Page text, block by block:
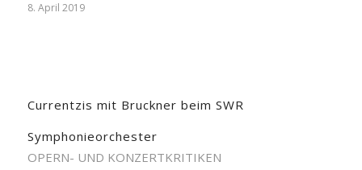
8. April 2019
Currentzis mit Bruckner beim SWR
Symphonieorchester
OPERN- UND KONZERTKRITIKEN